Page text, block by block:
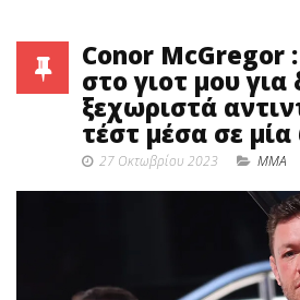
Conor McGregor
στο γιοτ μου για
ξεχωριστά
τέστ μέσα σε
27 Οκτωβρίου 2023 MMA